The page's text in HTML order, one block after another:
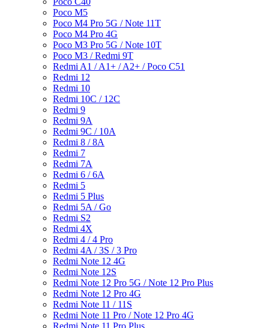
Poco M5
Poco M4 Pro 5G / Note 11T
Poco M4 Pro 4G
Poco M3 Pro 5G / Note 10T
Poco M3 / Redmi 9T
Redmi A1 / A1+ / A2+ / Poco C51
Redmi 12
Redmi 10
Redmi 10C / 12C
Redmi 9
Redmi 9A
Redmi 9C / 10A
Redmi 8 / 8A
Redmi 7
Redmi 7A
Redmi 6 / 6A
Redmi 5
Redmi 5 Plus
Redmi 5A / Go
Redmi S2
Redmi 4X
Redmi 4 / 4 Pro
Redmi 4A / 3S / 3 Pro
Redmi Note 12 4G
Redmi Note 12S
Redmi Note 12 Pro 5G / Note 12 Pro Plus
Redmi Note 12 Pro 4G
Redmi Note 11 / 11S
Redmi Note 11 Pro / Note 12 Pro 4G
Redmi Note 11 Pro Plus